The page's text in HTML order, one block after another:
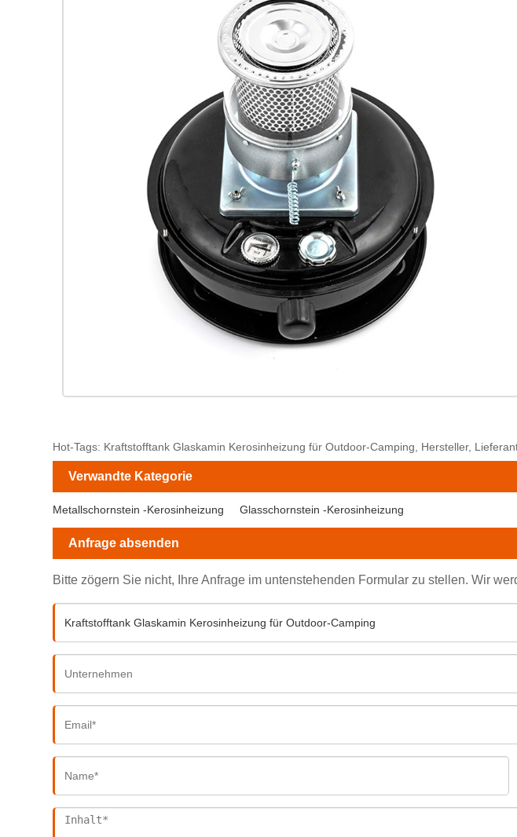
Hot-Tags: Kraftstofftank Glaskamin Kerosinheizung für Outdoor-Camping, Hersteller,
Verwandte Kategorie
Metallschornstein -Kerosinheizung Glasschornstein -Kerosinheizung
Anfrage absenden
Bitte zögern Sie nicht, Ihre Anfrage im untenstehenden Formular zu stellen. Wir